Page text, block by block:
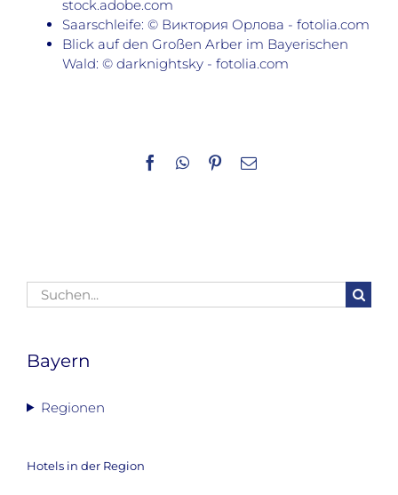
stock.adobe.com
Saarschleife: © Виктория Орлова - fotolia.com
Blick auf den Großen Arber im Bayerischen
Wald: © darknightsky - fotolia.com
Facebook
WhatsApp
Pinterest
E-
Suche
nach:
Bayern
Regionen
Hotels in der Region